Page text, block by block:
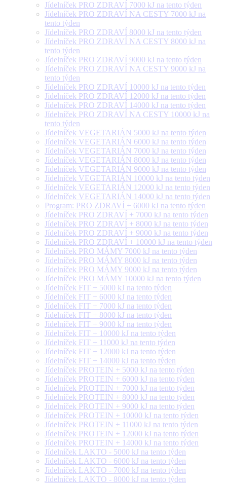
Jídelníček PRO ZDRAVÍ 7000 kJ na tento týden
Jídelníček PRO ZDRAVÍ NA CESTY 7000 kJ na
tento týden
Jídelníček PRO ZDRAVÍ 8000 kJ na tento týden
Jídelníček PRO ZDRAVÍ NA CESTY 8000 kJ na
tento týden
Jídelníček PRO ZDRAVÍ 9000 kJ na tento týden
Jídelníček PRO ZDRAVÍ NA CESTY 9000 kJ na
tento týden
Jídelníček PRO ZDRAVÍ 10000 kJ na tento týden
Jídelníček PRO ZDRAVÍ 12000 kJ na tento týden
Jídelníček PRO ZDRAVÍ 14000 kJ na tento týden
Jídelníček PRO ZDRAVÍ NA CESTY 10000 kJ na
tento týden
Jídelníček VEGETARIÁN 5000 kJ na tento týden
Jídelníček VEGETARIÁN 6000 kJ na tento týden
Jídelníček VEGETARIÁN 7000 kJ na tento týden
Jídelníček VEGETARIÁN 8000 kJ na tento týden
Jídelníček VEGETARIÁN 9000 kJ na tento týden
Jídelníček VEGETARIÁN 10000 kJ na tento týden
Jídelníček VEGETARIÁN 12000 kJ na tento týden
Jídelníček VEGETARIÁN 14000 kJ na tento týden
Program: PRO ZDRAVÍ + 6000 kJ na tento týden
Jídelníček PRO ZDRAVÍ + 7000 kJ na tento týden
Jídelníček PRO ZDRAVÍ + 8000 kJ na tento týden
Jídelníček PRO ZDRAVÍ + 9000 kJ na tento týden
Jídelníček PRO ZDRAVÍ + 10000 kJ na tento týden
Jídelníček PRO MÁMY 7000 kJ na tento týden
Jídelníček PRO MÁMY 8000 kJ na tento týden
Jídelníček PRO MÁMY 9000 kJ na tento týden
Jídelníček PRO MÁMY 10000 kJ na tento týden
Jídelníček FIT + 5000 kJ na tento týden
Jídelníček FIT + 6000 kJ na tento týden
Jídelníček FIT + 7000 kJ na tento týden
Jídelníček FIT + 8000 kJ na tento týden
Jídelníček FIT + 9000 kJ na tento týden
Jídelníček FIT + 10000 kJ na tento týden
Jídelníček FIT + 11000 kJ na tento týden
Jídelníček FIT + 12000 kJ na tento týden
Jídelníček FIT + 14000 kJ na tento týden
Jídelníček PROTEIN + 5000 kJ na tento týden
Jídelníček PROTEIN + 6000 kJ na tento týden
Jídelníček PROTEIN + 7000 kJ na tento týden
Jídelníček PROTEIN + 8000 kJ na tento týden
Jídelníček PROTEIN + 9000 kJ na tento týden
Jídelníček PROTEIN + 10000 kJ na tento týden
Jídelníček PROTEIN + 11000 kJ na tento týden
Jídelníček PROTEIN + 12000 kJ na tento týden
Jídelníček PROTEIN + 14000 kJ na tento týden
Jídelníček LAKTO - 5000 kJ na tento týden
Jídelníček LAKTO - 6000 kJ na tento týden
Jídelníček LAKTO - 7000 kJ na tento týden
Jídelníček LAKTO - 8000 kJ na tento týden